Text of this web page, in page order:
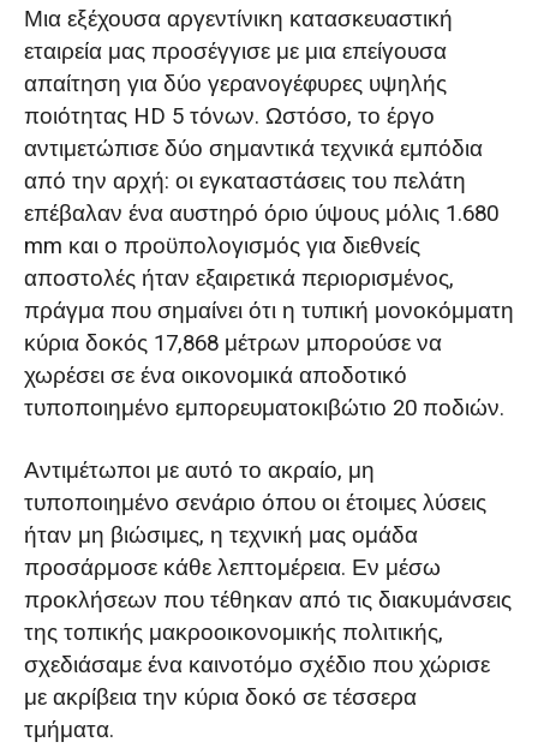
Καινοτόμες Τεχνικές Λύσεις για το
Διάστημα
Αποδοτική Παραγωγή και Αξιόπιστη
Παράδοση στην ώρα της
Υποστήριξη απομακρυσμένης
εγκατάστασης 1 προς 1 μέσω WhatsApp
Αποδεδειγμένη Απόδοση & Σχόλια
Πελατών στην Αργεντινή
Μια εξέχουσα αργεντίνικη κατασκευαστική
εταιρεία μας προσέγγισε με μια επείγουσα
απαίτηση για δύο γερανογέφυρες υψηλής
ποιότητας HD 5 τόνων. Ωστόσο, το έργο
αντιμετώπισε δύο σημαντικά τεχνικά εμπόδια
από την αρχή: οι εγκαταστάσεις του πελάτη
επέβαλαν ένα αυστηρό όριο ύψους μόλις 1.680
mm και ο προϋπολογισμός για διεθνείς
αποστολές ήταν εξαιρετικά περιορισμένος,
πράγμα που σημαίνει ότι η τυπική μονοκόμματη
κύρια δοκός 17,868 μέτρων μπορούσε να
χωρέσει σε ένα οικονομικά αποδοτικό
τυποποιημένο εμπορευματοκιβώτιο 20 ποδιών.
Αντιμέτωποι με αυτό το ακραίο, μη
τυποποιημένο σενάριο όπου οι έτοιμες λύσεις
ήταν μη βιώσιμες, η τεχνική μας ομάδα
προσάρμοσε κάθε λεπτομέρεια. Εν μέσω
προκλήσεων που τέθηκαν από τις διακυμάνσεις
της τοπικής μακροοικονομικής πολιτικής,
σχεδιάσαμε ένα καινοτόμο σχέδιο που χώρισε
με ακρίβεια την κύρια δοκό σε τέσσερα
τμήματα.